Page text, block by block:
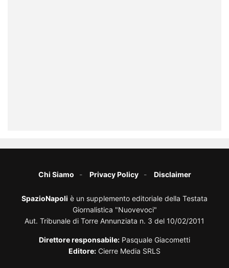
Chi Siamo Privacy Policy Disclaimer
SpazioNapoli è un supplemento editoriale della Testata
Giornalistica "Nuovevoci"
Aut. Tribunale di Torre Annunziata n. 3 del 10/02/2011
Direttore responsabile: Pasquale Giacometti
Editore: Cierre Media SRLS